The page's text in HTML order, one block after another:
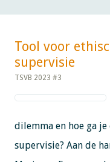
Tool voor
supervisie​​​​​​
TSVB 2023 #3
dilemma en hoe ga
supervisie? Aan de